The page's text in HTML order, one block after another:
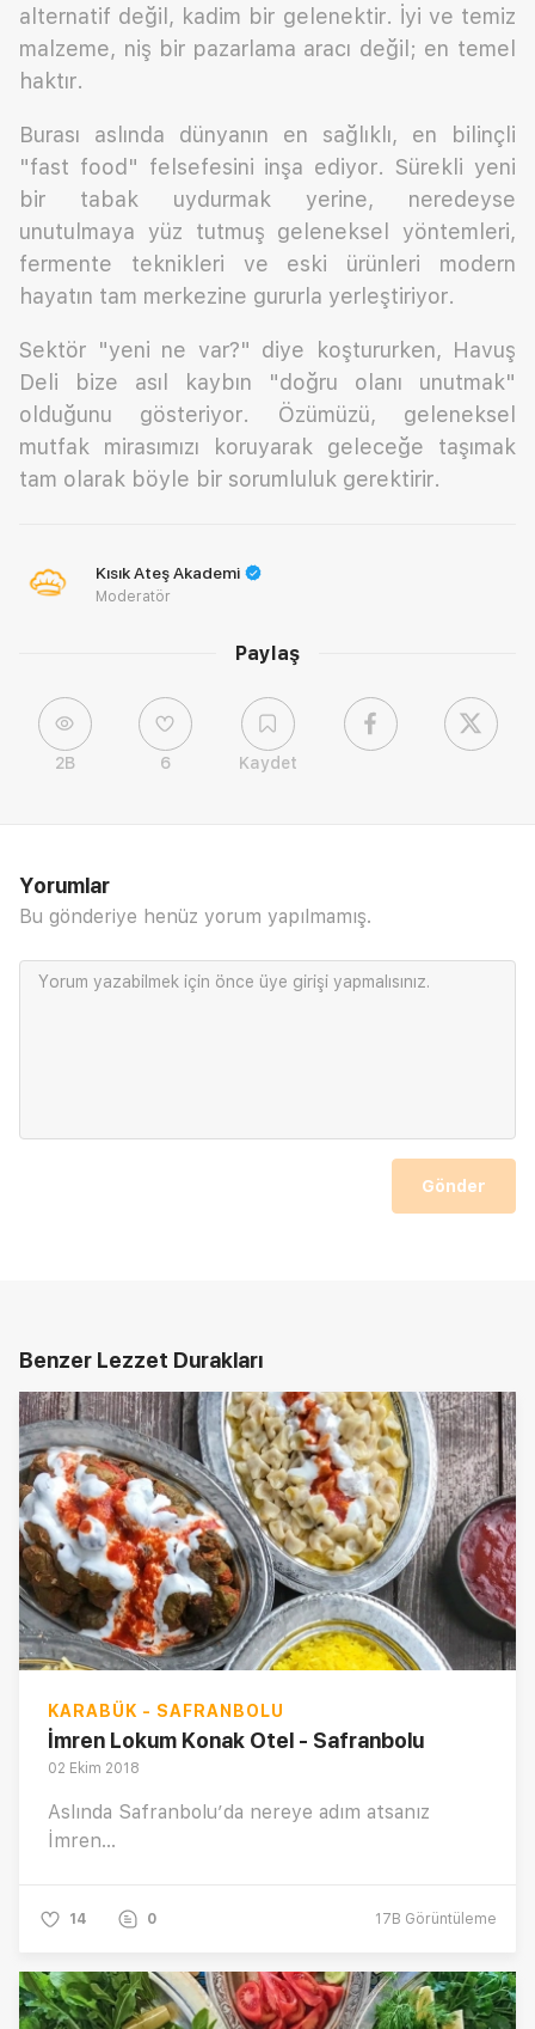
Paylaş
2B 6 Kaydet
alternatif değil, kadim bir gelenektir. İyi ve temiz
malzeme, niş bir pazarlama aracı değil; en temel
haktır.
Burası aslında dünyanın en sağlıklı, en bilinçli
"fast food" felsefesini inşa ediyor. Sürekli yeni
bir tabak uydurmak yerine, neredeyse
unutulmaya yüz tutmuş geleneksel yöntemleri,
fermente teknikleri ve eski ürünleri modern
hayatın tam merkezine gururla yerleştiriyor.
Sektör "yeni ne var?" diye koştururken, Havuş
Deli bize asıl kaybın "doğru olanı unutmak"
olduğunu gösteriyor. Özümüzü, geleneksel
mutfak mirasımızı koruyarak geleceğe taşımak
tam olarak böyle bir sorumluluk gerektirir.
Kısık Ateş Akademi
Moderatör
Yorumlar
Bu gönderiye henüz yorum yapılmamış.
Yorum yazabilmek için önce üye girişi yapmalısınız.
Gönder
Benzer Lezzet Durakları
KARABÜK - SAFRANBOLU
İmren Lokum Konak Otel - Safranbolu
02 Ekim 2018
Aslında Safranbolu’da nereye adım atsanız
İmren...
14 0 17B Görüntüleme